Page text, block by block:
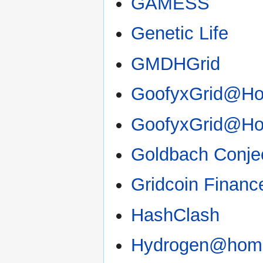
Genetic Life
GMDHGrid
Goldbach
Gridcoin
HashClash